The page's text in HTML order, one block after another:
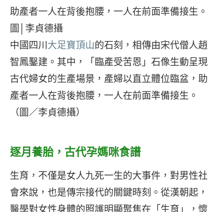
中國四川大足寶頂山的石刻，相傳由宋代僧人趙
智鳳鑿建。其中，「臨產受苦恩」石像生動呈現
古代婦女的生產場景，產婦以直立體位臨盆，助
產者一人在背後抱腰，一人在前面準備接生。
（圖／李貞德攝）
逐月養胎，古代孕媽咪食譜
生育，不僅是女人九死一生的大事件，對男性社
會來說，也是傳宗接代的關鍵時刻。從漢朝起，
醫學對女性身體的照護明顯聚焦在「生育」，懷